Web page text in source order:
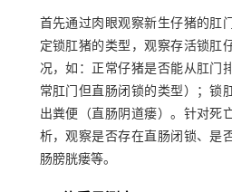
首先通过肉眼观察新生仔猪的肛
定锁肛猪的类型，观察存活锁肛
况，如：正常仔猪是否能从肛门
常肛门但直肠闭锁的类型）；锁
出粪便（直肠阴道瘘）。针对死
析，观察是否存在直肠闭锁、是
肠膀胱瘘等。